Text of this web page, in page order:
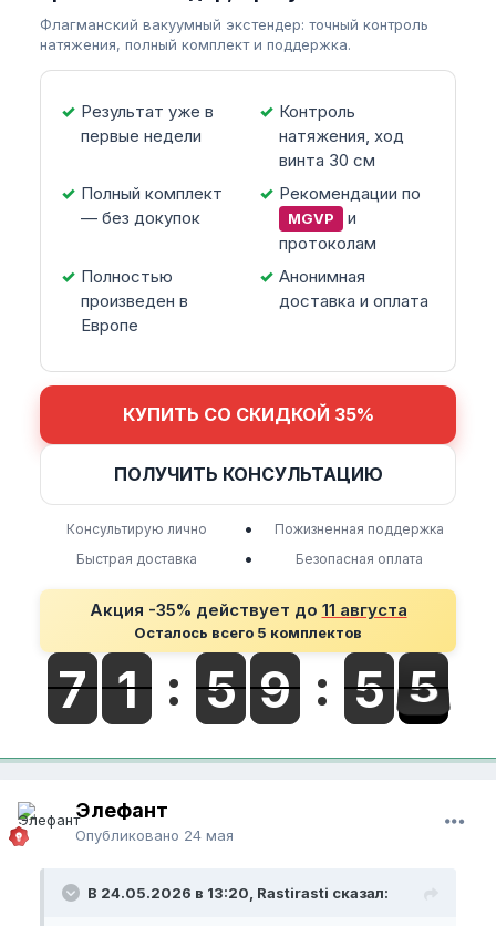
Флагманский вакуумный экстендер: точный контроль
натяжения, полный комплект и поддержка.
Результат уже в
первые недели
Контроль
натяжения, ход
винта 30 см
Полный комплект
— без докупок
Рекомендации по
MGVP
и
протоколам
Полностью
произведен в
Европе
Анонимная
доставка и оплата
КУПИТЬ СО СКИДКОЙ 35%
ПОЛУЧИТЬ КОНСУЛЬТАЦИЮ
Консультирую лично •
Пожизненная поддержка
Быстрая доставка
• Безопасная оплата
Акция -35% действует до 11 августа
Осталось всего 5 комплектов
Элефант
Опубликовано 24 мая
В 24.05.2026 в 13:20, Rastirasti сказал: